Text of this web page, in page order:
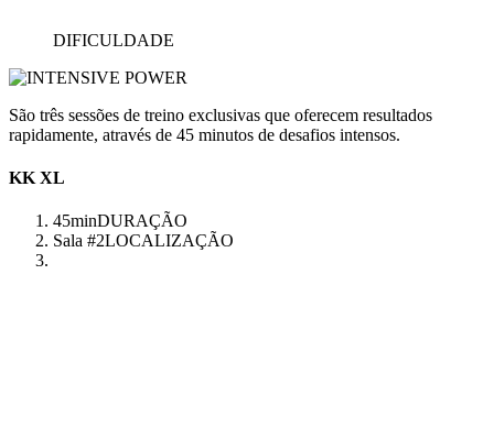
DIFICULDADE
São três sessões de treino exclusivas que oferecem resultados
rapidamente, através de 45 minutos de desafios intensos.
KK XL
45minDURAÇÃO
Sala #2LOCALIZAÇÃO